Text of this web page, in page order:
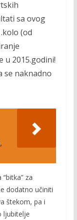
sa ovog
(od
u 2015.godini!
se naknadno
za
dodatno učiniti
štekom, pa i
ljubitelje